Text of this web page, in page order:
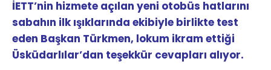
İETT’nin hizmete açılan yeni otobüs hatlarını
sabahın ilk ışıklarında ekibiyle birlikte test
eden Başkan Türkmen, lokum ikram ettiği
Üsküdarlılar’dan teşekkür cevapları alıyor.